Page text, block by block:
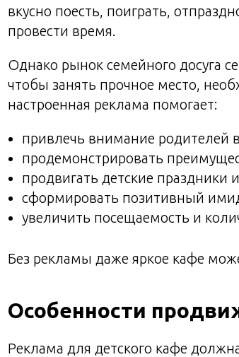
вкусно поесть, поиграть,
провести время.
Однако рынок семейного досуга
чтобы занять прочное место,
настроенная реклама помогает:
привлечь внимание родителей
продемонстрировать
продвигать детские праздники
сформировать позитивный
увеличить посещаемость и
Без рекламы даже яркое кафе
Особенности
Реклама для детского кафе